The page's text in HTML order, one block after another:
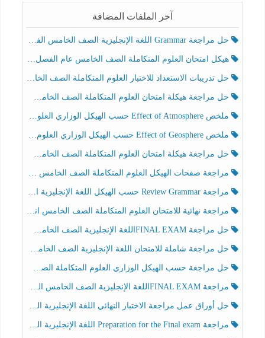
آخر الملفات المضافة
حل مراجعة Grammar اللغة الإنجليزية الصف الخامس الفصل الثالث
هيكل امتحان العلوم المتكاملة الصف الخامس عام الفصل الدراسي الثالث 2025-2026
حل تدريبات الاستعداد للاختبار العلوم المتكاملة الصف الخامس عام الفصل الثالث
حل مراجعة هيكلة امتحان العلوم المتكاملة الصف الخامس انسبير الفصل الثالث
ملخص Effect of Atmosphere حسب الهيكل الوزاري العلوم المتكاملة الصف الخامس انسبير الفصل الثالث
ملخص Effect of Geosphere حسب الهيكل الوزاري العلوم المتكاملة الصف الخامس انسبير الفصل الثالث
حل مراجعة هيكلة امتحان العلوم المتكاملة الصف الخامس عام الفصل الثالث
مراجعة صفحات الهيكل العلوم المتكاملة الصف الخامس انسبير الفصل الثالث
مراجعة Review Grammar حسب الهيكل اللغة الإنجليزية الصف الخامس الفصل الثالث
مراجعة نهائية للامتحان العلوم المتكاملة الصف الخامس انسبير الفصل الثالث
حل مراجعة FINAL EXAMاللغة الإنجليزية الصف الخامس الفصل الثالث
حل مراجعة شاملة للامتحان اللغة الإنجليزية الصف الخامس الفصل الثالث
حل مراجعة حسب الهيكل الوزاري العلوم المتكاملة الصف الخامس عام الفصل الثالث
مراجعة FINAL EXAMاللغة الإنجليزية الصف الخامس الفصل الثالث
حل أوراق عمل مراجعة الاختبار النهائي اللغة الإنجليزية الصف الرابع الفصل الثالث
مراجعة Preparation for the Final exam اللغة الإنجليزية الصف الرابع الفصل الثالث